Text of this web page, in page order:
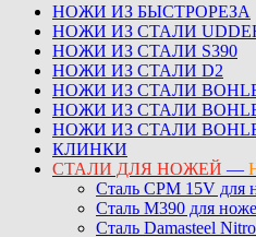
НОЖИ ИЗ БЫСТРОРЕЗА
НОЖИ ИЗ СТАЛИ
НОЖИ ИЗ СТАЛИ S390
НОЖИ ИЗ СТАЛИ D2
НОЖИ ИЗ СТАЛИ
НОЖИ ИЗ СТАЛИ
НОЖИ ИЗ СТАЛИ
КЛИНКИ
СТАЛИ ДЛЯ НОЖЕЙ —
Сталь CPM 15V для
Сталь M390 для
Сталь Damasteel